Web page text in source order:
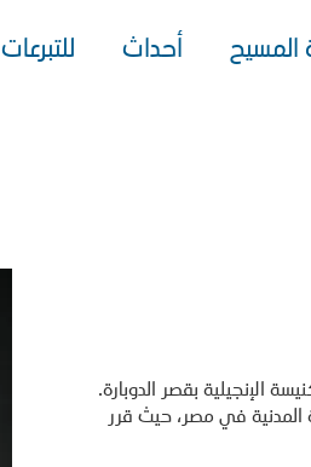
أحداث للتبرعات
الإنجيلية بقصر الدوبارة.
في مصر، حيث قرر